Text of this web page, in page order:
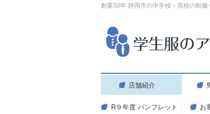
創業50年 静岡市の中学校・高校の制服
店舗紹介
R９年度 パンフレット お